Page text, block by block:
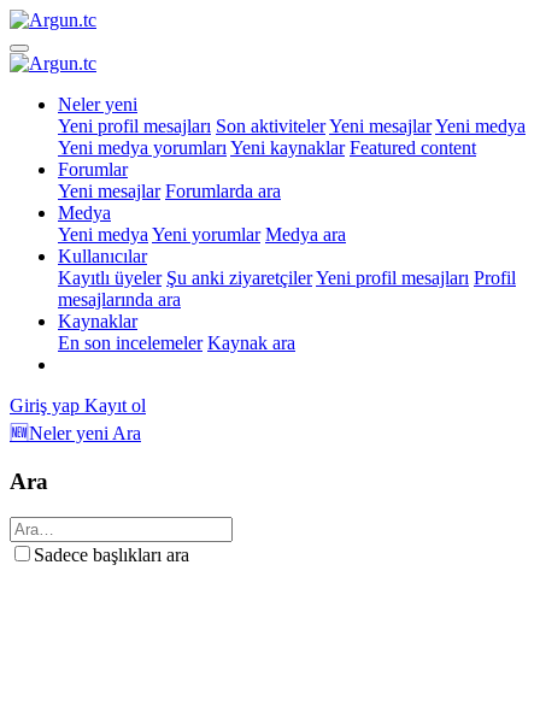
Neler yeni
Yeni profil mesajları Son aktivitelerYeni mesajlarYeni medya
Yeni medya yorumları Yeni kaynaklar Featured content
Forumlar
Yeni mesajlar Forumlarda ara
Medya
Yeni medya Yeni yorumlar Medya ara
Kullanıcılar
Kayıtlı üyeler Şu anki ziyaretçilerYeni profil mesajları Profil
mesajlarında ara
Kaynaklar
En son incelemeler Kaynak ara
Giriş yap Kayıt ol
🆕Neler yeni Ara
Ara
Sadece başlıkları ara